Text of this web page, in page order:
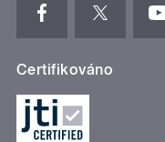
Certifikováno